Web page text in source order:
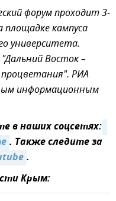
форум проходит 3-
площадке кампуса
университета.
Восток –
РИА
информационным
в наших соцсетях:
. Также следите за
.
Крым: